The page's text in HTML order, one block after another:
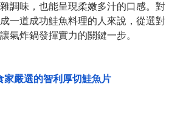
調味，也能呈現柔嫩多汁的口感。對
一道成功鮭魚料理的人來說，從選對
氣炸鍋發揮實力的關鍵一步。
家嚴選的智利厚切鮭魚片